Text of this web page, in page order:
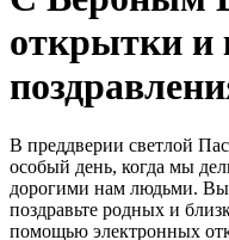
открытки и
В преддверии светлой
особый день, когда мы
дорогими нам людьми.
поздравьте родных и
помощью электронных